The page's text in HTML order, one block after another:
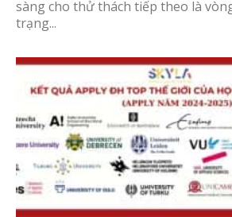
sàng cho thử thách tiếp theo là
trạng...